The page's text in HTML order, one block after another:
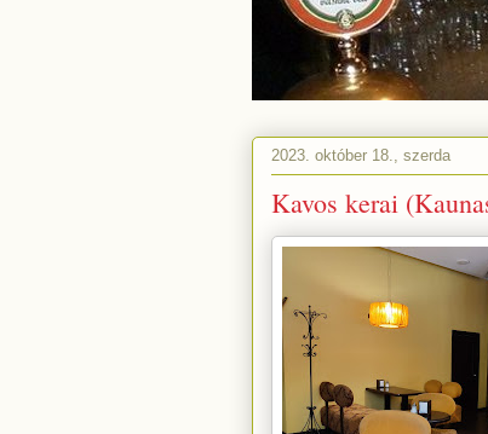
2023. október 18., szerda
Kavos kerai